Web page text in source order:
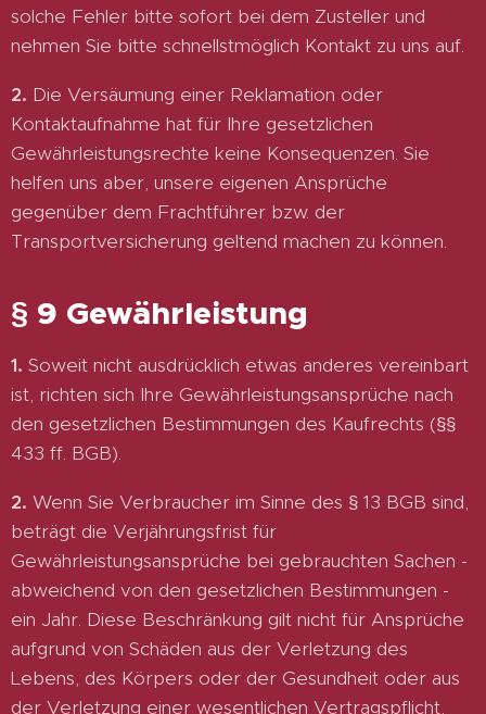
solche Fehler bitte sofort bei dem Zusteller und
nehmen Sie bitte schnellstmöglich Kontakt zu uns auf.
2. Die Versäumung einer Reklamation oder
Kontaktaufnahme hat für Ihre gesetzlichen
Gewährleistungsrechte keine Konsequenzen. Sie
helfen uns aber, unsere eigenen Ansprüche
gegenüber dem Frachtführer bzw. der
Transportversicherung geltend machen zu können.
§ 9 Gewährleistung
1. Soweit nicht ausdrücklich etwas anderes vereinbart
ist, richten sich Ihre Gewährleistungsansprüche nach
den gesetzlichen Bestimmungen des Kaufrechts (§§
433 ff. BGB).
2. Wenn Sie Verbraucher im Sinne des § 13 BGB sind,
beträgt die Verjährungsfrist für
Gewährleistungsansprüche bei gebrauchten Sachen -
abweichend von den gesetzlichen Bestimmungen -
ein Jahr. Diese Beschränkung gilt nicht für Ansprüche
aufgrund von Schäden aus der Verletzung des
Lebens, des Körpers oder der Gesundheit oder aus
der Verletzung einer wesentlichen Vertragspflicht,